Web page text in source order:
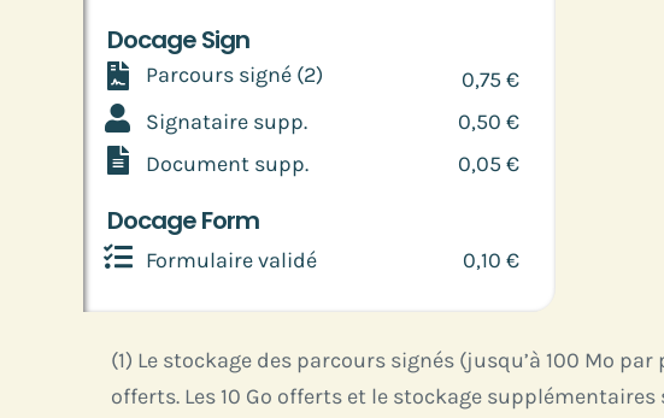
Docage Sign
Parcours signé (2)
0,75 €
Signataire supp.
0,50 €
Document supp.
0,05 €
Docage Form
Formulaire validé 0,10 €
(1) Le stockage des parcours signés (jusqu’à 100 Mo
offerts. Les 10 Go offerts et le stockage